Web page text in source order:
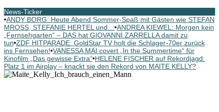
News-Ticker
•ANDY BORG: Heute Abend Sommer-Spaß mit Gästen wie STEFAN
MROSS, STEFANIE HERTEL und… •ANDREA KIEWEL: Morgen kein
„Fernsehgarten“ – DAS hat GIOVANNI ZARRELLA damit zu
tun•ZDF HITPARADE: GoldStar TV holt die Schlager-70er zurück
ins Fernsehen!•VANESSA MAI covert „In the Summertime“ für
Kinofilm „Das gewisse Extra“•HELENE FISCHER auf Rekordjagd:
Platz 1 im Airplay – knackt sie den Rekord von MAITE KELLY?